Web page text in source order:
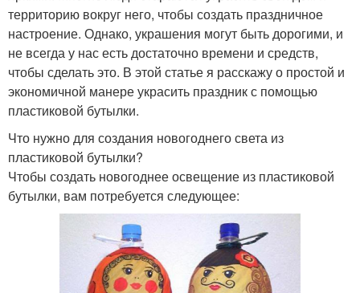
территорию вокруг него, чтобы создать праздничное
настроение. Однако, украшения могут быть дорогими, и
не всегда у нас есть достаточно времени и средств,
чтобы сделать это. В этой статье я расскажу о простой и
экономичной манере украсить праздник с помощью
пластиковой бутылки.
Что нужно для создания новогоднего света из
пластиковой бутылки?
Чтобы создать новогоднее освещение из пластиковой
бутылки, вам потребуется следующее: